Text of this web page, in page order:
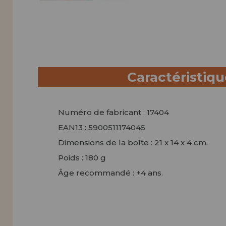
Numéro de fabricant : 17404
EAN13 : 5900511174045
Dimensions de la boîte : 21 x 14 x 4 cm.
Poids : 180 g
Âge recommandé : +4 ans.